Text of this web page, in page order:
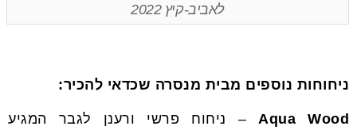
לאביב-קיץ 2022
ניחוחות נוספים מבית מנסרה שכדאי להכיר:
Aqua Wood – ניחוח פרשי ורענן לגבר המגיע